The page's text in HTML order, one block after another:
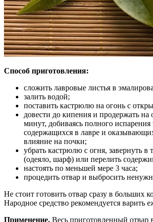
Способ приготовления:
сложить лавровые листья в
залить водой;
поставить кастрюлю на огонь с
довести до кипения и продержать на
минут, добиваясь полного
содержащихся в лавре и
влияние на почки;
убрать кастрюлю с огня, завернуть в
(одеяло, шарф) или перелить
настоять по меньшей мере 3 часа;
процедить отвар и выбросить
Не стоит готовить отвар сразу в больших
Народное средство рекомендуется варить
Применение. Весь приготовленный отвар